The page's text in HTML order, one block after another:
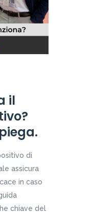
il
di
assicura
in caso
chiave del